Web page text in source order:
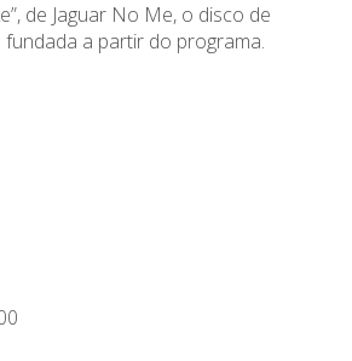
de Jaguar No Me, o disco de
a partir do programa.